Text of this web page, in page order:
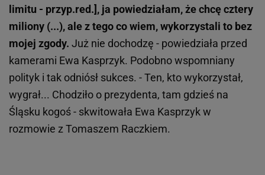
limitu - przyp.red.], ja powiedziałam, że chcę cztery
miliony (...), ale z tego co wiem, wykorzystali to bez
mojej zgody. Już nie dochodzę - powiedziała przed
kamerami Ewa Kasprzyk. Podobno wspomniany
polityk i tak odniósł sukces. - Ten, kto wykorzystał,
wygrał... Chodziło o prezydenta, tam gdzieś na
Śląsku kogoś - skwitowała Ewa Kasprzyk w
rozmowie z Tomaszem Raczkiem.